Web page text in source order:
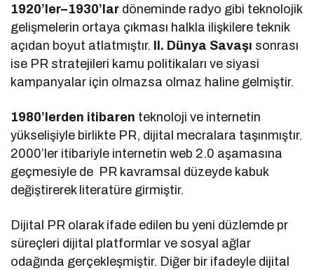
1920’ler–1930’lar döneminde radyo gibi teknolojik
gelişmelerin ortaya çıkması halkla ilişkilere teknik
açıdan boyut atlatmıştır.
II. Dünya Savaşı sonrası
ise PR stratejileri kamu politikaları ve siyasi
kampanyalar için olmazsa olmaz haline gelmiştir.
1980’lerden itibaren teknoloji ve internetin
yükselişiyle birlikte PR, dijital mecralara taşınmıştır.
2000’ler itibariyle internetin web 2.0 aşamasına
geçmesiyle de PR kavramsal düzeyde kabuk
değiştirerek literatüre girmiştir.
Dijital PR olarak ifade edilen bu yeni düzlemde pr
süreçleri dijital platformlar ve sosyal ağlar
odağında gerçekleşmiştir. Diğer bir ifadeyle dijital